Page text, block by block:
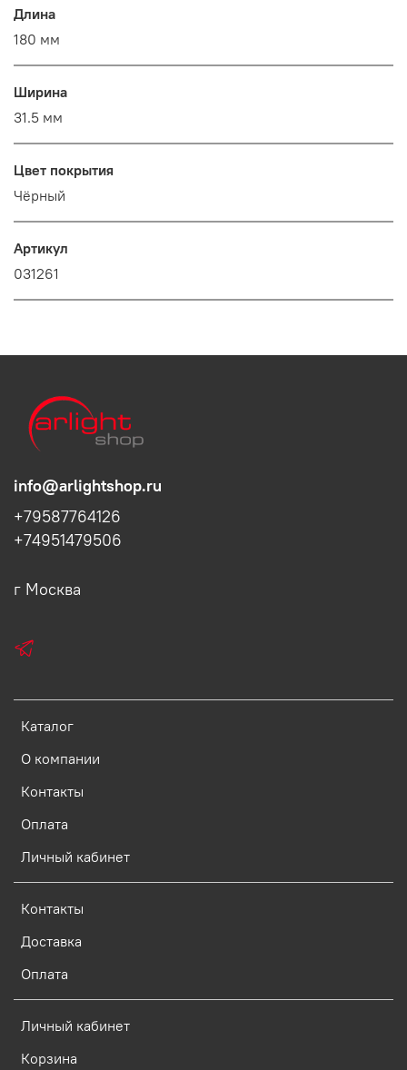
Длина
180 мм
Ширина
31.5 мм
Цвет покрытия
Чёрный
Артикул
031261
Каталог
О компании
Контакты
Оплата
Личный кабинет
Контакты
Доставка
Оплата
Личный кабинет
Корзина
info@arlightshop.ru
+79587764126
+74951479506
г Москва